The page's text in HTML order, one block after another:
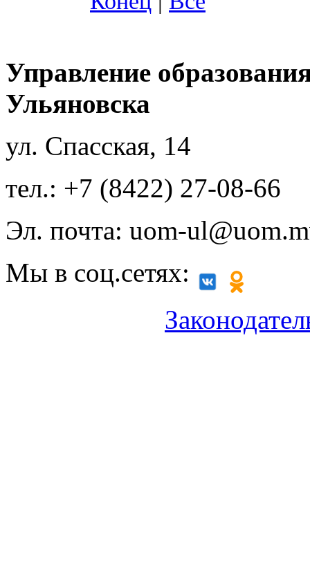
Управление
Ульяновска
ул. Спасская, 14
тел.: +7 (8422) 27-08-66
Эл. почта: uom-
Мы в соц.сетях: